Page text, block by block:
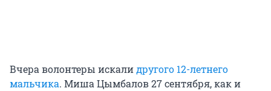
Вчера волонтеры искалидругого 12-летнего
мальчика. Миша Цымбалов 27 сентября, как и